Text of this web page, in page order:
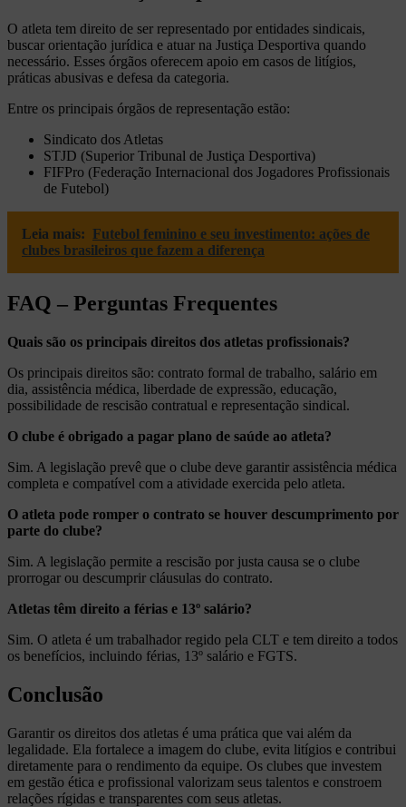
O atleta tem direito de ser representado por entidades sindicais,
buscar orientação jurídica e atuar na Justiça Desportiva quando
necessário. Esses órgãos oferecem apoio em casos de litígios,
práticas abusivas e defesa da categoria.
Entre os principais órgãos de representação estão:
Sindicato dos Atletas
STJD (Superior Tribunal de Justiça Desportiva)
FIFPro (Federação Internacional dos Jogadores Profissionais
de Futebol)
Leia mais: Futebol feminino e seu investimento: ações de
clubes brasileiros que fazem a diferença
FAQ – Perguntas Frequentes
Quais são os principais direitos dos atletas profissionais?
Os principais direitos são: contrato formal de trabalho, salário em
dia, assistência médica, liberdade de expressão, educação,
possibilidade de rescisão contratual e representação sindical.
O clube é obrigado a pagar plano de saúde ao atleta?
Sim. A legislação prevê que o clube deve garantir assistência médica
completa e compatível com a atividade exercida pelo atleta.
O atleta pode romper o contrato se houver descumprimento por
parte do clube?
Sim. A legislação permite a rescisão por justa causa se o clube
prorrogar ou descumprir cláusulas do contrato.
Atletas têm direito a férias e 13º salário?
Sim. O atleta é um trabalhador regido pela CLT e tem direito a todos
os benefícios, incluindo férias, 13º salário e FGTS.
Conclusão
Garantir os direitos dos atletas é uma prática que vai além da
legalidade. Ela fortalece a imagem do clube, evita litígios e contribui
diretamente para o rendimento da equipe. Os clubes que investem
em gestão ética e profissional valorizam seus talentos e constroem
relações rígidas e transparentes com seus atletas.